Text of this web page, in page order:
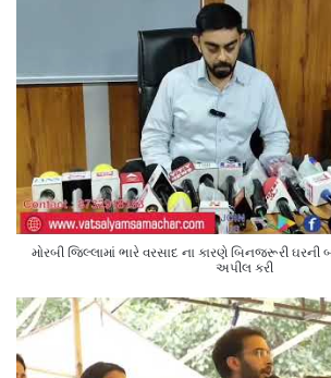
મોરબી જિલ્લામાં ભારે વરસાદ ના કારણે બિનજરૂરી ઘરની
અપીલ કરી